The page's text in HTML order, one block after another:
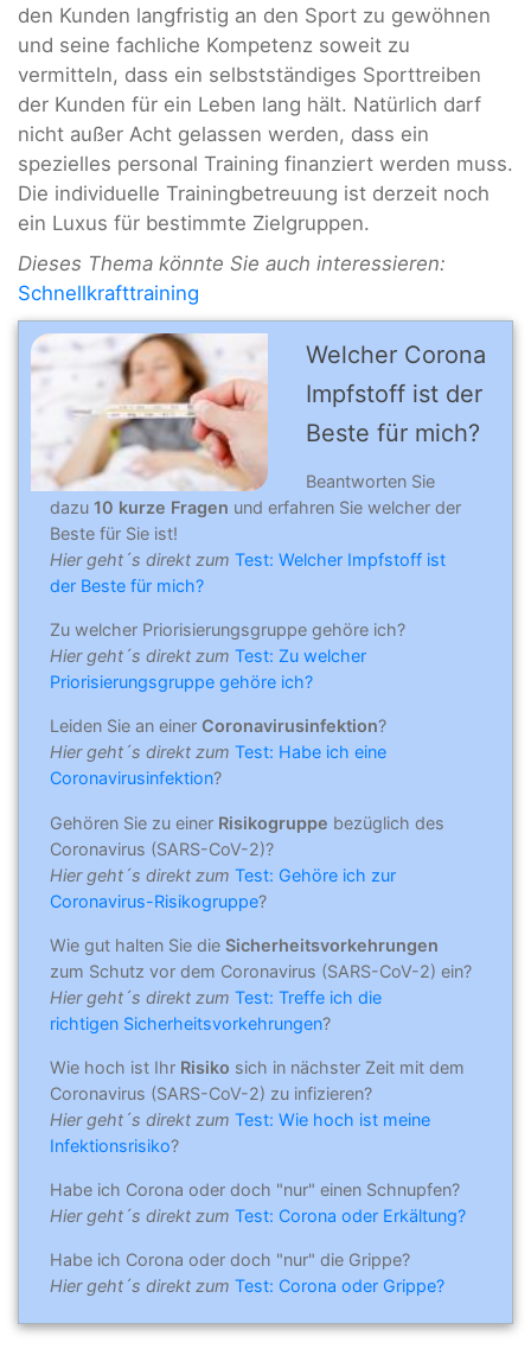
den Kunden langfristig an den Sport zu gewöhnen
und seine fachliche Kompetenz soweit zu
vermitteln, dass ein selbstständiges Sporttreiben
der Kunden für ein Leben lang hält. Natürlich darf
nicht außer Acht gelassen werden, dass ein
spezielles personal Training finanziert werden muss.
Die individuelle Trainingbetreuung ist derzeit noch
ein Luxus für bestimmte Zielgruppen.
Dieses Thema könnte Sie auch interessieren:
Schnellkrafttraining
Welcher Corona
Impfstoff ist der
Beste für mich?
Beantworten Sie
dazu 10 kurze Fragen und erfahren Sie welcher der
Beste für Sie ist!
Hier geht´s direkt zum Test: Welcher Impfstoff ist
der Beste für mich?
Zu welcher Priorisierungsgruppe gehöre ich?
Hier geht´s direkt zum Test: Zu welcher
Priorisierungsgruppe gehöre ich?
Leiden Sie an einer Coronavirusinfektion?
Hier geht´s direkt zum Test: Habe ich eine
Coronavirusinfektion?
Gehören Sie zu einer Risikogruppe bezüglich des
Coronavirus (SARS-CoV-2)?
Hier geht´s direkt zum Test: Gehöre ich zur
Coronavirus-Risikogruppe?
Wie gut halten Sie die Sicherheitsvorkehrungen
zum Schutz vor dem Coronavirus (SARS-CoV-2) ein?
Hier geht´s direkt zum Test: Treffe ich die
richtigen Sicherheitsvorkehrungen?
Wie hoch ist Ihr Risiko sich in nächster Zeit mit dem
Coronavirus (SARS-CoV-2) zu infizieren?
Hier geht´s direkt zum Test: Wie hoch ist meine
Infektionsrisiko?
Habe ich Corona oder doch "nur" einen Schnupfen?
Hier geht´s direkt zum Test: Corona oder Erkältung?
Habe ich Corona oder doch "nur" die Grippe?
Hier geht´s direkt zum Test: Corona oder Grippe?